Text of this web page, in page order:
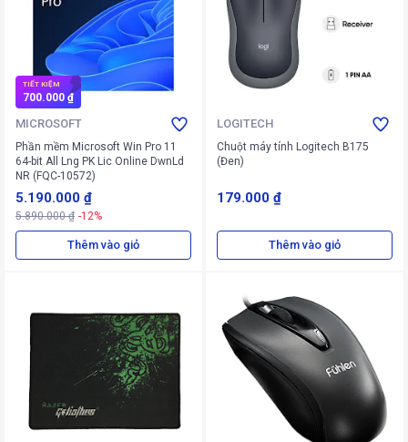
TIẾT KIỆM
700.000 ₫
MICROSOFT
Phần mềm Microsoft Win Pro 11
64-bit All Lng PK Lic Online DwnLd
NR (FQC-10572)
5.190.000 ₫
5.890.000 ₫ -12%
Thêm vào giỏ
LOGITECH
Chuột máy tính Logitech B175
(Đen)
179.000 ₫
Thêm vào giỏ